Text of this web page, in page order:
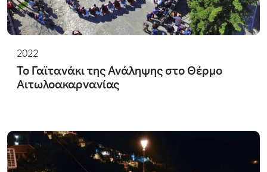
2022
Το Γαϊτανάκι της Ανάληψης στο Θέρμο
Αιτωλοακαρνανίας